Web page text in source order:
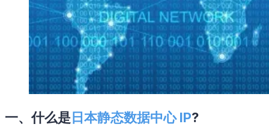
一、什么是 日本静态数据中心 IP?